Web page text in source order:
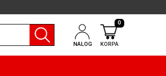
NALOG KORPA
0